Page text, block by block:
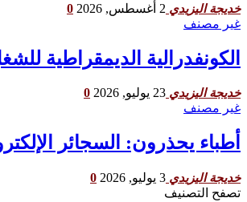
خديجة اليزيدي 2 أغسطس, 2026
0
غير مصنف
الكونفدرالية الديمقراطية
خديجة اليزيدي 23 يوليو, 2026
0
غير مصنف
أطباء يحذرون: السجائر
خديجة اليزيدي 3 يوليو, 2026
0
تصفح التصنيف